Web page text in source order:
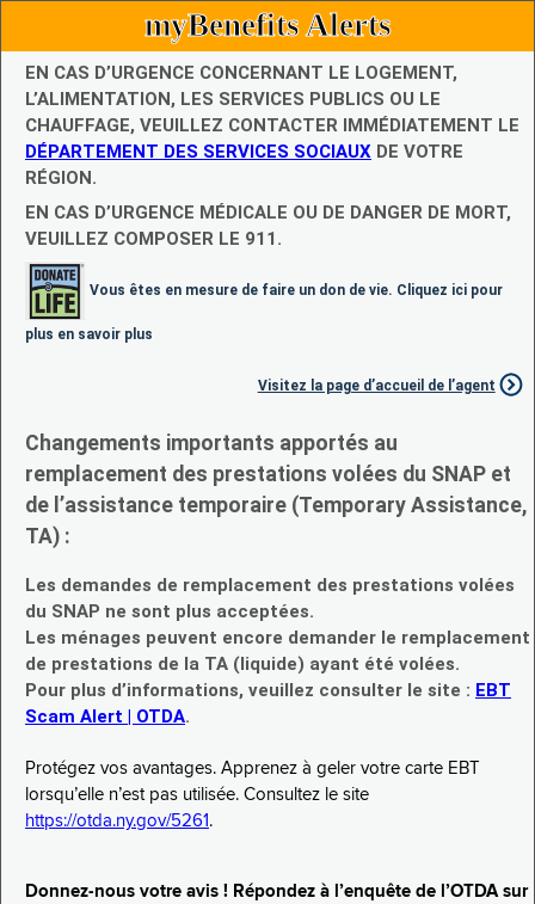
myBenefits Alerts
EN CAS D’URGENCE CONCERNANT LE LOGEMENT,
L’ALIMENTATION, LES SERVICES PUBLICS OU LE
CHAUFFAGE, VEUILLEZ CONTACTER IMMÉDIATEMENT LE
DÉPARTEMENT DES SERVICES SOCIAUX DE VOTRE
RÉGION.
EN CAS D’URGENCE MÉDICALE OU DE DANGER DE MORT,
VEUILLEZ COMPOSER LE 911.
Vous êtes en mesure de faire un don de vie. Cliquez ici pour
plus en savoir plus
Visitez la page d’accueil de l’agent
Changements importants apportés au
remplacement des prestations volées du SNAP et
de l’assistance temporaire (Temporary Assistance,
TA) :
Les demandes de remplacement des prestations volées
du SNAP ne sont plus acceptées.
Les ménages peuvent encore demander le remplacement
de prestations de la TA (liquide) ayant été volées.
Pour plus d’informations, veuillez consulter le site : EBT
Scam Alert | OTDA.
Protégez vos avantages. Apprenez à geler votre carte EBT
lorsqu’elle n’est pas utilisée. Consultez le site
https://otda.ny.gov/5261 .
Donnez-nous votre avis ! Répondez à l’enquête de l’OTDA sur